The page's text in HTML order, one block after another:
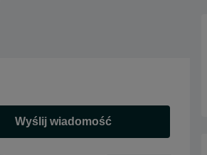
Wyślij wiadomość